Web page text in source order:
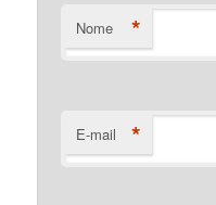
Nome *
E-mail *